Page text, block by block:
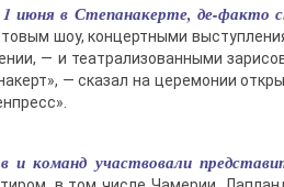
июня в Степанакерте, де-факто
шоу, концертными
— и театрализованными
— сказал на церемонии
и команд участвовали